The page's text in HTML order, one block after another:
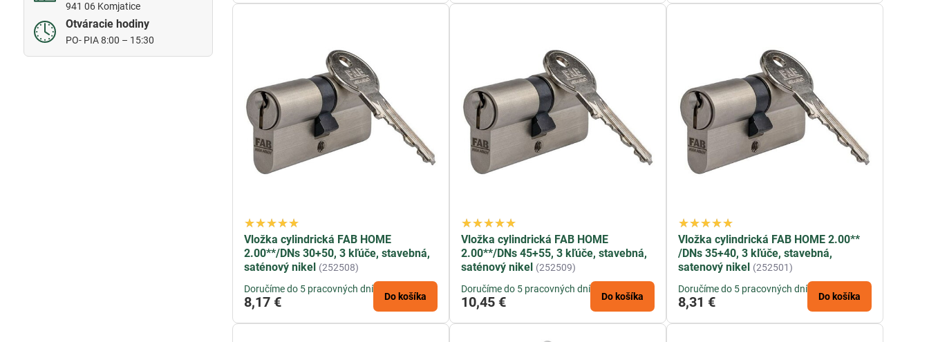
Vložka cylindrická FAB HOME
2.00**/DNs 30+50, 3 kľúče, stavebná,
saténový nikel (252508)
Doručíme do 5 pracovných dní
8,17 € Do košíka
Vložka cylindrická FAB HOME
2.00**/DNs 45+55, 3 kľúče, stavebná,
saténový nikel (252509)
Doručíme do 5 pracovných dní
10,45 € Do košíka
Vložka cylindrická FAB HOME 2.00**
/DNs 35+40, 3 kľúče, stavebná,
satenový nikel (252501)
Doručíme do 5 pracovných dní
8,31 € Do košíka
941 06 Komjatice
Otváracie hodiny
PO- PIA 8:00 – 15:30